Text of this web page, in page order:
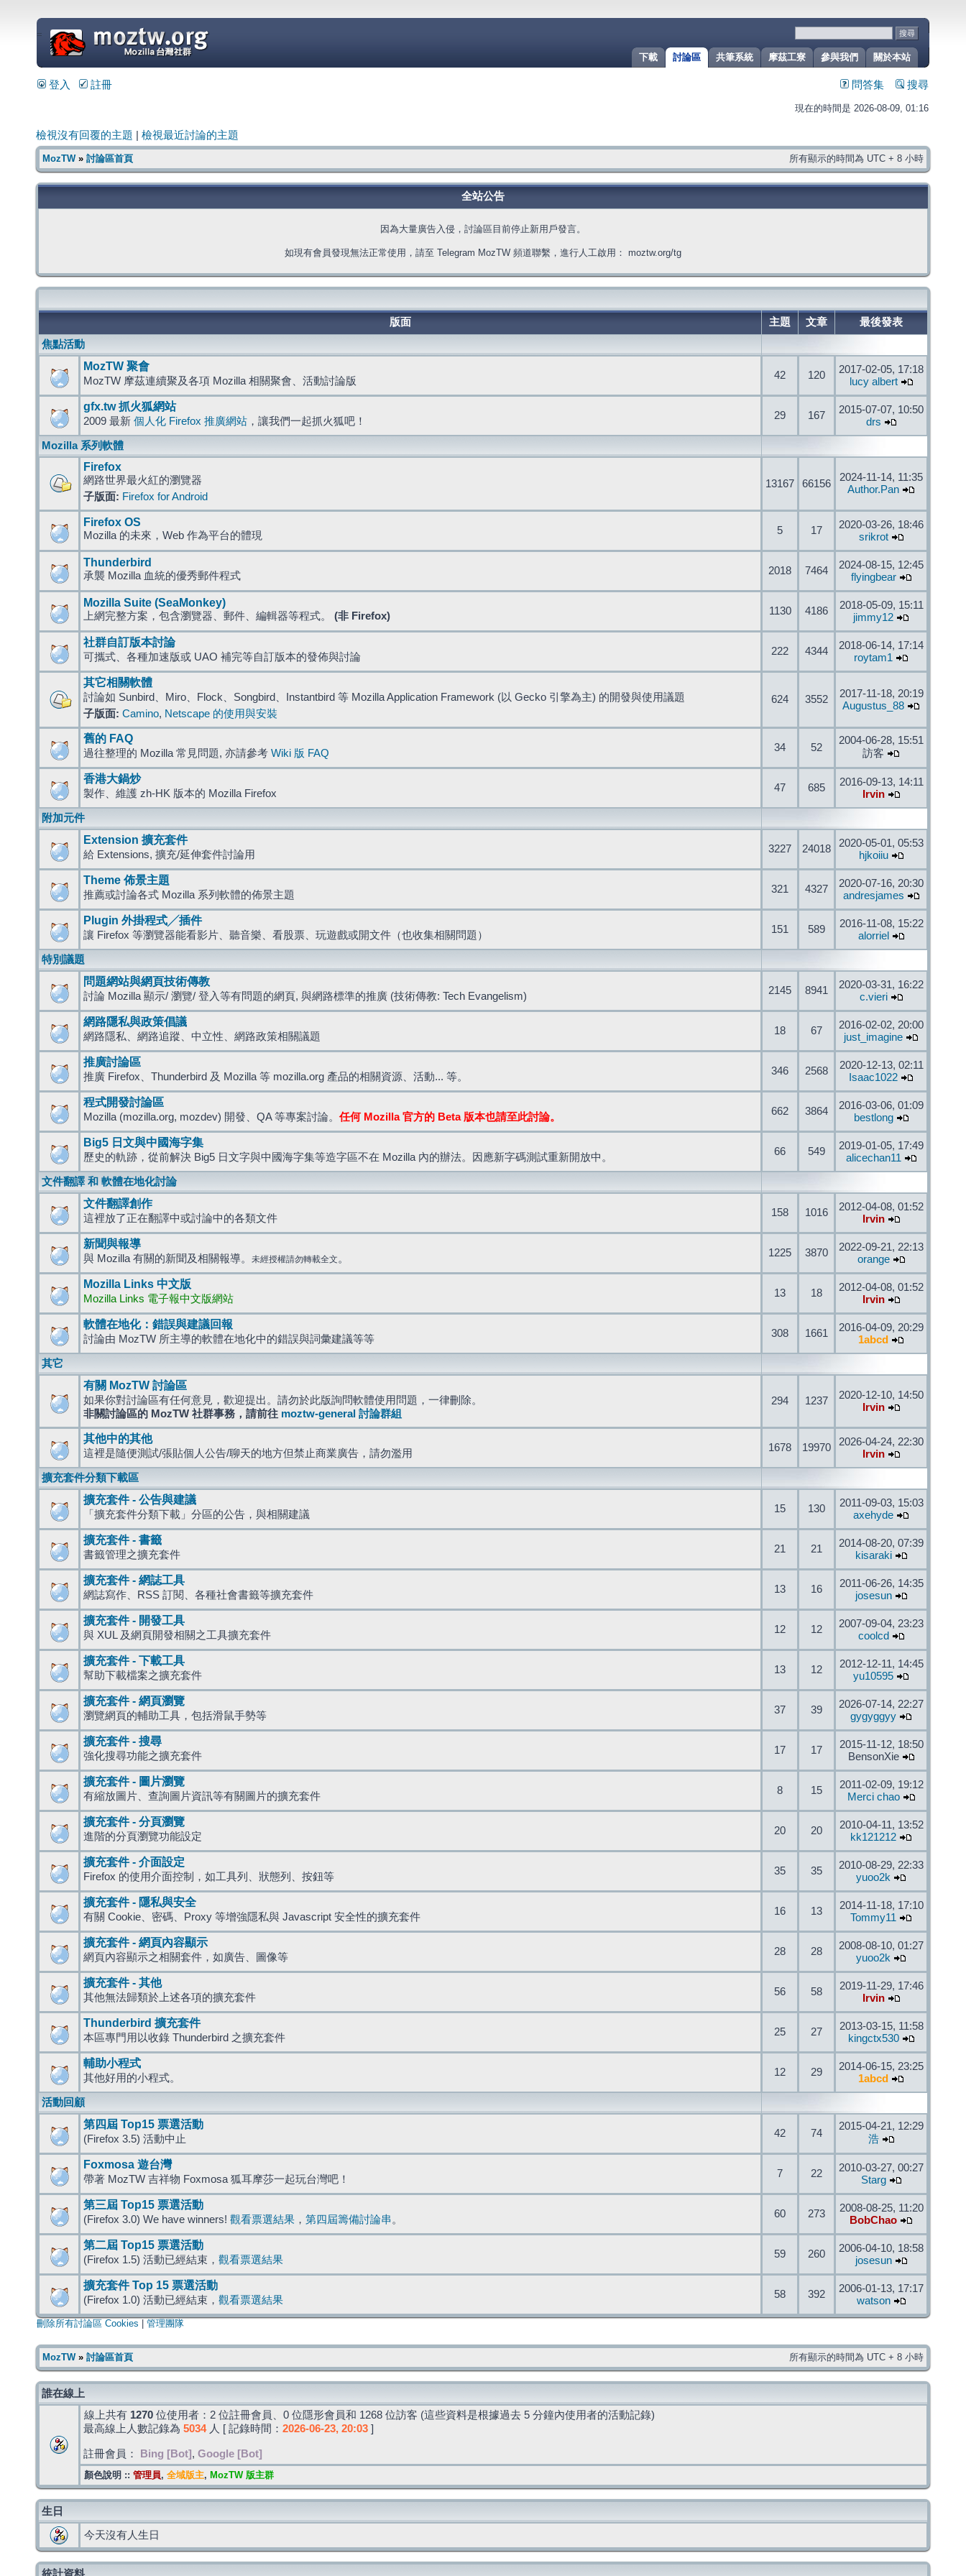
關於本站
參與我們
摩茲工寮
共筆系統
討論區
下載
=
登入 註冊 問答集 搜尋
現在的時間是 2026-08-09, 01:16
檢視沒有回覆的主題 檢視最近討論的主題
MozTW» 討論區首頁 所有顯示的時間為 UTC + 8 小時
全站公告
因為大量廣告入侵，討論區目前停止新用戶發言。
如現有會員發現無法正常使用，請至 Telegram MozTW 頻道聯繫，進行人工啟用： moztw.org/tg
版面 主題 文章
最後發表
焦點活動
MozTW 聚會
MozTW 摩茲連續聚及各項 Mozilla 相關聚會、活動討論版 42 120
2017-02-05, 17:18
lucy albert
gfx.tw 抓火狐網站
2009 最新 個人化 Firefox 推廣網站 ，讓我們一起抓火狐吧！ 29 167
2015-07-07, 10:50
drs
Mozilla 系列軟體
Firefox
網路世界最火紅的瀏覽器
子版面: Firefox for Android
13167 66156
2024-11-14, 11:35
Author.Pan
Firefox OS
Mozilla 的未來，Web 作為平台的體現 5 17
2020-03-26, 18:46
srikrot
Thunderbird
承襲 Mozilla 血統的優秀郵件程式 2018 7464
2024-08-15, 12:45
flyingbear
Mozilla Suite (SeaMonkey)
上網完整方案，包含瀏覽器、郵件、編輯器等程式。 (非 Firefox) 1130 4186
2018-05-09, 15:11
jimmy12
社群自訂版本討論
可攜式、各種加速版或 UAO 補完等自訂版本的發佈與討論 222 4344
2018-06-14, 17:14
roytam1
其它相關軟體
討論如 Sunbird、Miro、Flock、Songbird、Instantbird 等 Mozilla Application Framework (以 Gecko 引擎為主) 的開發與使用議題
子版面: Camino, Netscape 的使用與安裝
624 3552
2017-11-18, 20:19
Augustus_88
舊的 FAQ
過往整理的 Mozilla 常見問題, 亦請參考 Wiki 版 FAQ 34 52
2004-06-28, 15:51
訪客
香港大鍋炒
製作、維護 zh-HK 版本的 Mozilla Firefox 47 685
2016-09-13, 14:11
Irvin
附加元件
Extension 擴充套件
給 Extensions, 擴充/延伸套件討論用 3227 24018
2020-05-01, 05:53
hjkoiiu
Theme 佈景主題
推薦或討論各式 Mozilla 系列軟體的佈景主題 321 4327
2020-07-16, 20:30
andresjames
Plugin 外掛程式╱插件
讓 Firefox 等瀏覽器能看影片、聽音樂、看股票、玩遊戲或開文件（也收集相關問題） 151 589
2016-11-08, 15:22
alorriel
特別議題
問題網站與網頁技術傳教
討論 Mozilla 顯示/ 瀏覽/ 登入等有問題的網頁, 與網路標準的推廣 (技術傳教: Tech Evangelism) 2145 8941
2020-03-31, 16:22
c.vieri
網路隱私與政策倡議
網路隱私、網路追蹤、中立性、網路政策相關議題 18 67
2016-02-02, 20:00
just_imagine
推廣討論區
推廣 Firefox、Thunderbird 及 Mozilla 等 mozilla.org 產品的相關資源、活動... 等。 346 2568
2020-12-13, 02:11
Isaac1022
程式開發討論區
Mozilla (mozilla.org, mozdev) 開發、QA 等專案討論。 任何 Mozilla 官方的 Beta 版本也請至此討論。 662 3864
2016-03-06, 01:09
bestlong
Big5 日文與中國海字集
歷史的軌跡，從前解決 Big5 日文字與中國海字集等造字區不在 Mozilla 內的辦法。因應新字碼測試重新開放中。 66 549
2019-01-05, 17:49
alicechan11
文件翻譯 和 軟體在地化討論
文件翻譯創作
這裡放了正在翻譯中或討論中的各類文件 158 1016
2012-04-08, 01:52
Irvin
新聞與報導
與 Mozilla 有關的新聞及相關報導。 未經授權請勿轉載全文 。 1225 3870
2022-09-21, 22:13
orange
Mozilla Links 中文版
Mozilla Links 電子報中文版網站 13 18
2012-04-08, 01:52
Irvin
軟體在地化：錯誤與建議回報
討論由 MozTW 所主導的軟體在地化中的錯誤與詞彙建議等等 308 1661
2016-04-09, 20:29
1abcd
其它
有關 MozTW 討論區
如果你對討論區有任何意見，歡迎提出。請勿於此版詢問軟體使用問題，一律刪除。
非關討論區的 MozTW 社群事務，請前往 moztw-general 討論群組
294 1237
2020-12-10, 14:50
Irvin
其他中的其他
這裡是隨便測試/張貼個人公告/聊天的地方但禁止商業廣告，請勿濫用 1678 19970
2026-04-24, 22:30
Irvin
擴充套件分類下載區
擴充套件 - 公告與建議
「擴充套件分類下載」分區的公告，與相關建議 15 130
2011-09-03, 15:03
axehyde
擴充套件 - 書籤
書籤管理之擴充套件 21 21
2014-08-20, 07:39
kisaraki
擴充套件 - 網誌工具
網誌寫作、RSS 訂閱、各種社會書籤等擴充套件 13 16
2011-06-26, 14:35
josesun
擴充套件 - 開發工具
與 XUL 及網頁開發相關之工具擴充套件 12 12
2007-09-04, 23:23
coolcd
擴充套件 - 下載工具
幫助下載檔案之擴充套件 13 12
2012-12-11, 14:45
yu10595
擴充套件 - 網頁瀏覽
瀏覽網頁的輔助工具，包括滑鼠手勢等 37 39
2026-07-14, 22:27
gygyggyy
擴充套件 - 搜尋
強化搜尋功能之擴充套件 17 17
2015-11-12, 18:50
BensonXie
擴充套件 - 圖片瀏覽
有縮放圖片、查詢圖片資訊等有關圖片的擴充套件 8 15
2011-02-09, 19:12
Merci chao
擴充套件 - 分頁瀏覽
進階的分頁瀏覽功能設定 20 20
2010-04-11, 13:52
kk121212
擴充套件 - 介面設定
Firefox 的使用介面控制，如工具列、狀態列、按鈕等 35 35
2010-08-29, 22:33
yuoo2k
擴充套件 - 隱私與安全
有關 Cookie、密碼、Proxy 等增強隱私與 Javascript 安全性的擴充套件 16 13
2014-11-18, 17:10
Tommy11
擴充套件 - 網頁內容顯示
網頁內容顯示之相關套件，如廣告、圖像等 28 28
2008-08-10, 01:27
yuoo2k
擴充套件 - 其他
其他無法歸類於上述各項的擴充套件 56 58
2019-11-29, 17:46
Irvin
Thunderbird 擴充套件
本區專門用以收錄 Thunderbird 之擴充套件 25 27
2013-03-15, 11:58
kingctx530
輔助小程式
其他好用的小程式。 12 29
2014-06-15, 23:25
1abcd
活動回顧
第四屆 Top15 票選活動
(Firefox 3.5) 活動中止 42 74
2015-04-21, 12:29
浩
Foxmosa 遊台灣
帶著 MozTW 吉祥物 Foxmosa 狐耳摩莎一起玩台灣吧！ 7 22
2010-03-27, 00:27
Starg
第三屆 Top15 票選活動
(Firefox 3.0) We have winners! 觀看票選結果 ， 第四屆籌備討論串 。 60 273
2008-08-25, 11:20
BobChao
第二屆 Top15 票選活動
(Firefox 1.5) 活動已經結束， 觀看票選結果 59 260
2006-04-10, 18:58
josesun
擴充套件 Top 15 票選活動
(Firefox 1.0) 活動已經結束， 觀看票選結果 58 392
2006-01-13, 17:17
watson
刪除所有討論區 Cookies 管理團隊
MozTW» 討論區首頁 所有顯示的時間為 UTC + 8 小時
誰在線上
線上共有 1270 位使用者：2 位註冊會員、0 位隱形會員和 1268 位訪客 (這些資料是根據過去 5 分鐘內使用者的活動記錄)
最高線上人數記錄為 5034人 [ 記錄時間： 2026-06-23, 20:03 ]
註冊會員： Bing [Bot] , Google [Bot]
顏色說明 :: 管理員, 全域版主, MozTW 版主群
生日
今天沒有人生日